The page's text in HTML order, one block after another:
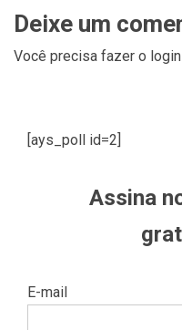
Deixe um
Você precisa fazer o login
[ays_poll id=2]
Assina
E-mail